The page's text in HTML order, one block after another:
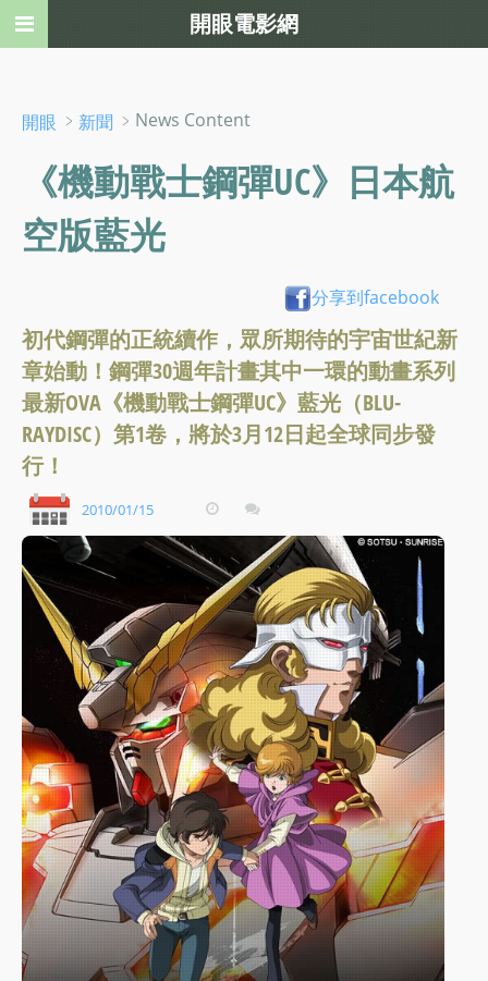
開眼 ﹥ 新聞 ﹥News Content
《機動戰士鋼彈UC》日本航
空版藍光
分享到facebook
初代鋼彈的正統續作，眾所期待的宇宙世紀新
章始動！鋼彈30週年計畫其中一環的動畫系列
最新OVA《機動戰士鋼彈UC》藍光（BLU-
RAYDISC）第1卷，將於3月12日起全球同步發
行！
2010/01/15
開眼電影網